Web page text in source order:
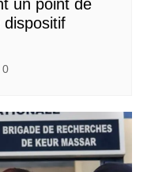
un point de
0